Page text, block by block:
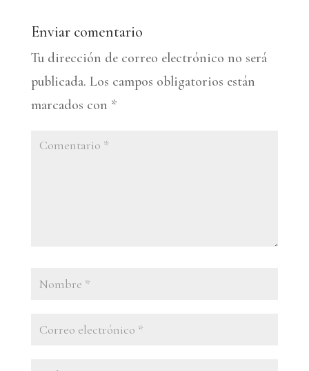
Enviar comentario
Tu dirección de correo electrónico no será
publicada. Los campos obligatorios están
marcados con *